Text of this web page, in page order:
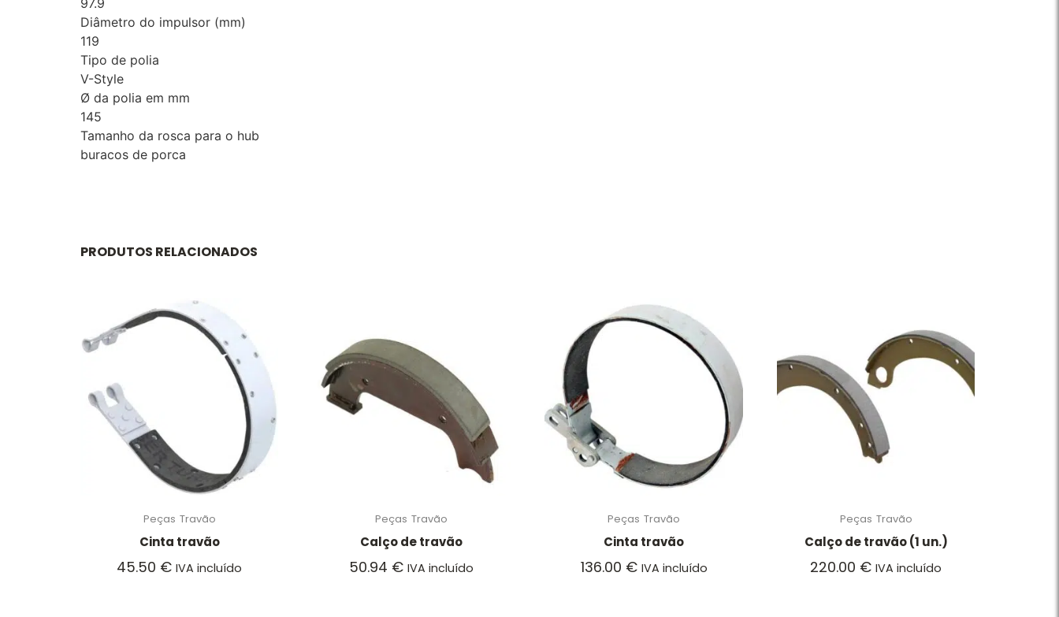
97.9
Diâmetro do impulsor (mm)
119
Tipo de polia
V-Style
Ø da polia em mm
145
Tamanho da rosca para o hub
buracos de porca
PRODUTOS RELACIONADOS
Peças Travão
Cinta travão
45.50 € IVA incluído
Peças Travão
Calço de travão
50.94 € IVA incluído
Peças Travão
Cinta travão
136.00 € IVA incluído
Peças Travão
Calço de travão (1 un.)
220.00 € IVA incluído